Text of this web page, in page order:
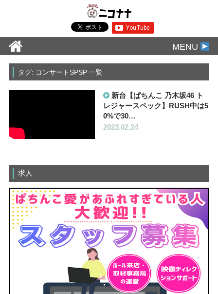
MENU
タグ: コンサートSPSP 一覧
新台【ぱちんこ 乃木坂46 ト
レジャースペック】RUSH中は5
0%で30…
2023.02.24
求人